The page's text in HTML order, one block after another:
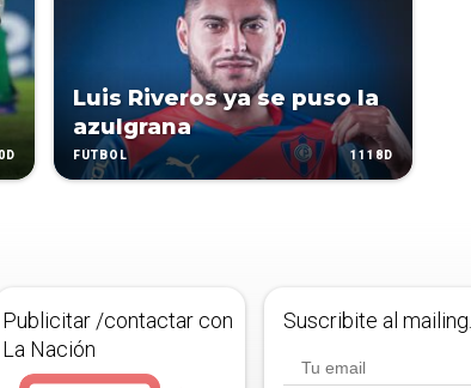
Luis Riveros ya se puso la
azulgrana
FÚTBOL 1118D
Publicitar /contactar con
La Nación
Suscribite al mailing.